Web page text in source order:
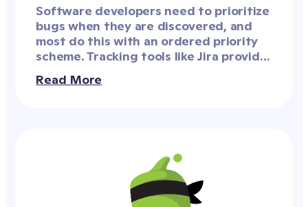
Software developers need to prioritize
bugs when they are discovered, and
most do this with an ordered priority
scheme. Tracking tools like Jira provide
organizations use numbers, such as P1,
Read More